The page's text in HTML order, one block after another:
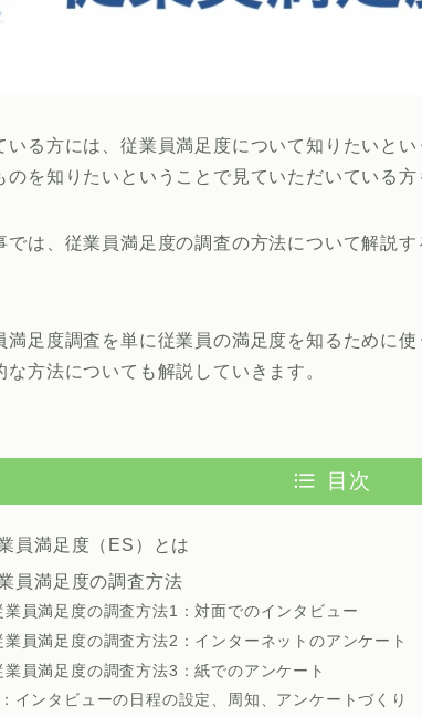
いる方には、従業員満足度について知りたいと
のを知りたいということで見ていただいている方
では、従業員満足度の調査の方法について解説
満足度調査を単に従業員の満足度を知るために
方法についても解説していきます。
目次
員満足度（ES）とは
員満足度の調査方法
業員満足度の調査方法1：対面でのインタビュー
業員満足度の調査方法2：インターネットのアンケート
業員満足度の調査方法3：紙でのアンケート
インタビューの日程の設定、周知、アンケートづくり